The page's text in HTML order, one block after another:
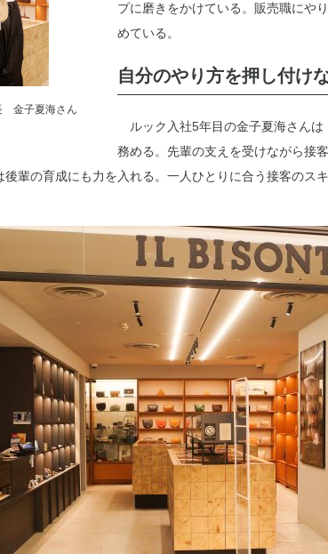
金子夏海さん
プに磨きをかけている。販売職にや
めている。
自分のやり方を押し付け
ルック入社5年目の金子夏海さんは
務める。先輩の支えを受けながら接
輩の育成にも力を入れる。一人ひとりに合う接客のス